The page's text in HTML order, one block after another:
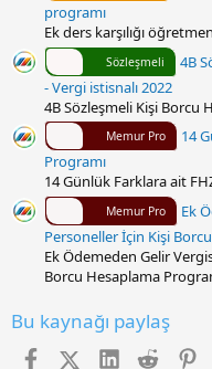
programı
Ek ders karşılığı
Sözleşmeli
4B
- Vergi istisnalı 2022
4B Sözleşmeli Kişi Borcu
Memur Pro
14
Programı
14 Günlük Farklara ait
Memur Pro
Ek
Personeller İçin Kişi
Ek Ödemeden Gelir
Borcu Hesaplama
Bu kaynağı paylaş
FacebookX (Twitter)
LinkedIn
Reddit